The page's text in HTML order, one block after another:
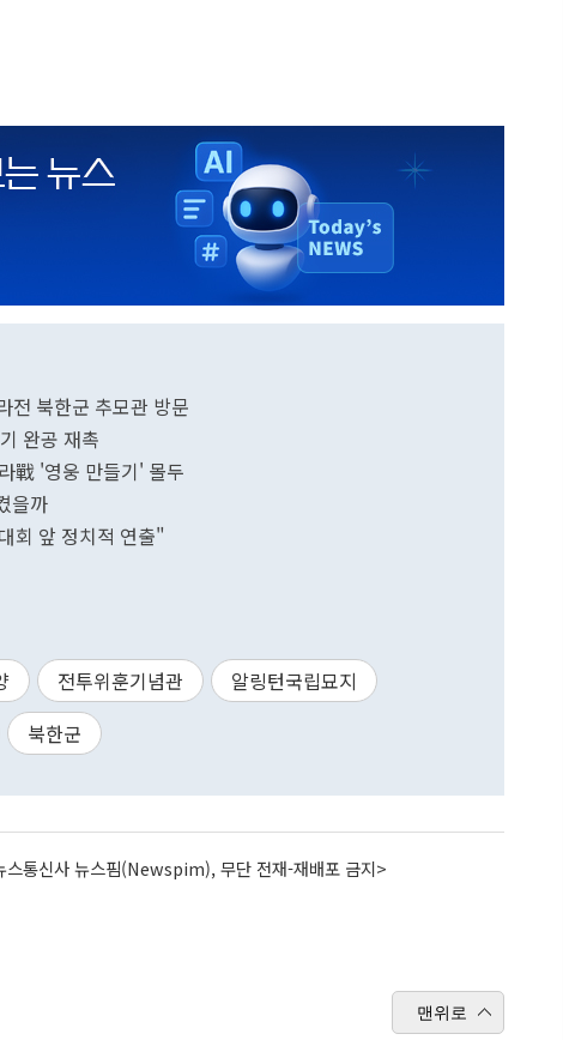
전 북한군 추모관 방문
완공 재촉
戰 '영웅 만들기' 몰두
을까
회 앞 정치적 연출"
전투위훈기념관
알링턴국립묘지
북한군
스통신사 뉴스핌(Newspim), 무단 전재-재배포 금지>
맨위로